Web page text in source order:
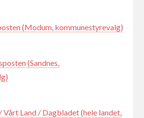
(Modum, kommunestyrevalg)
(Sandnes,
Land / Dagbladet (hele landet,